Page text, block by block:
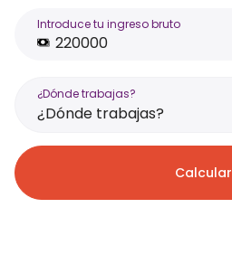
Introduce tu ingreso bruto
¿Dónde trabajas?
¿Dónde trabajas?
Calcular